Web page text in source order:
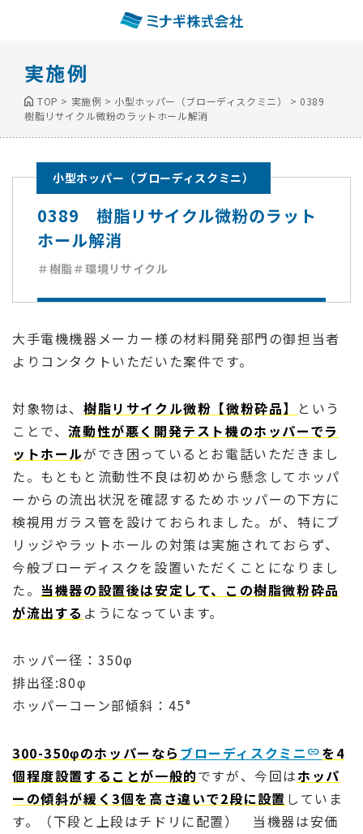
実施例
TOP > 実施例 > 小型ホッパー（ブローディスクミニ） > 0389
樹脂リサイクル微粉のラットホール解消
小型ホッパー（ブローディスクミニ）
0389 樹脂リサイクル微粉のラット
ホール解消
＃樹脂 ＃環境リサイクル
大手電機機器メーカー様の材料開発部門の御担当者
よりコンタクトいただいた案件です。
対象物は、 樹脂リサイクル微粉【微粉砕品】
という
ことで、流動性が悪く開発テスト機のホッパーでラ
ットホールができ困っているとお電話いただきまし
た。もともと流動性不良は初めから懸念してホッパ
ーからの流出状況を確認するためホッパーの下方に
検視用ガラス管を設けておられました。が、特にブ
リッジやラットホールの対策は実施されておらず、
今般ブローディスクを設置いただくことになりまし
た。 当機器の設置後は安定して、この樹脂微粉砕品
が流出する ようになっています。
ホッパー径：350φ
排出径:80φ
ホッパーコーン部傾斜：45°
300-350φのホッパーなら ブローディスクミニ
を4
個程度設置することが一般的ですが、今回はホッパ
ーの傾斜が緩く3個を高さ違いで2段に設置 していま
す。（下段と上段はチドリに配置） 当機器は安価